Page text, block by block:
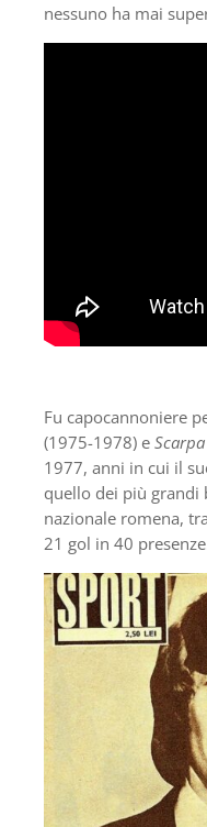
nessuno ha mai
Fu capocannoniere
(1975-1978) e
1977, anni in cui il
quello dei più grandi
nazionale romena,
21 gol in 40